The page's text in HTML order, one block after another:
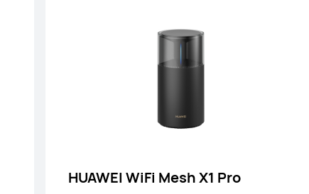
HUAWEI WiFi Mesh X1 Pro